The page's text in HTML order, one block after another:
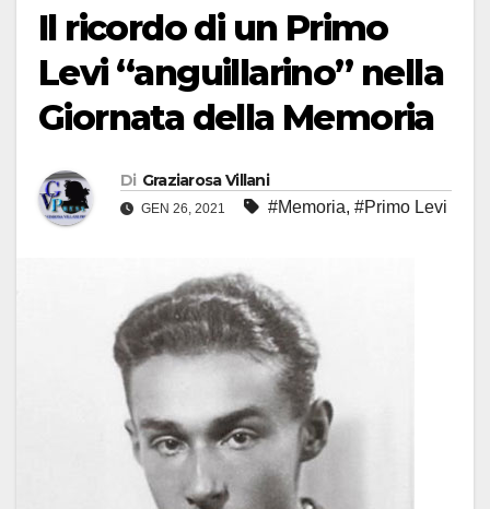
Il ricordo di un Primo
Levi “anguillarino” nella
Giornata della Memoria
Di Graziarosa Villani
GEN 26, 2021 #Memoria, #Primo Levi